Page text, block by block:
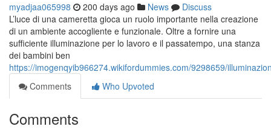
myadjaa065998 200 days ago News
Discuss
L’luce di una cameretta gioca un ruolo importante nella creazione
di un ambiente accogliente e funzionale. Oltre a fornire una
sufficiente illuminazione per lo lavoro e il passatempo, una stanza
dei bambini ben
https://imogenqyib966274.wikifordummies.com/9298659/
Comments
Who Upvoted
Comments